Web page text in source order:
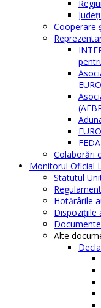
Cooperare
Colaborări
Monitorul Oficial
Statutul
Hotărârile
Dispoziţiile
Alte